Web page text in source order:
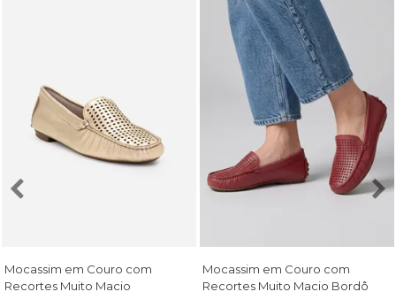
Mocassim em Couro com
Recortes Muito Macio
Mocassim em Couro com
Recortes Muito Macio Bordô